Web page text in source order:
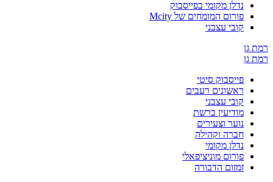
נדלן מקומי בפייסבוק
פורום המומחים של Mcity
קובי עצבני
גן
גן
פייסבוק סיטי
ראשונים רעבים
קובי עצבני
מודיעין ברשת
נוער וצעירים
חברה וקהילה
נדלן מקומי
פורום מוניציפאלי
זמזום הדבורה